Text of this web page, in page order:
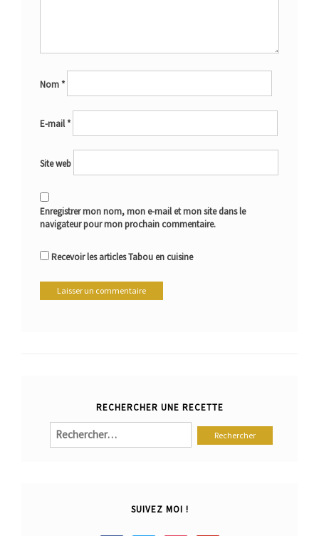
Nom*
E-mail*
Site web
Enregistrer mon nom, mon e-mail et mon site dans le
navigateur pour mon prochain commentaire.
Recevoir les articles Tabou en cuisine
RECHERCHER UNE RECETTE
Rechercher :
SUIVEZ MOI !